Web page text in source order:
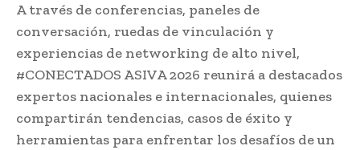
A través de conferencias, paneles de
conversación, ruedas de vinculación y
experiencias de networking de alto nivel,
#CONECTADOS ASIVA 2026 reunirá a destacados
expertos nacionales e internacionales, quienes
compartirán tendencias, casos de éxito y
herramientas para enfrentar los desafíos de un